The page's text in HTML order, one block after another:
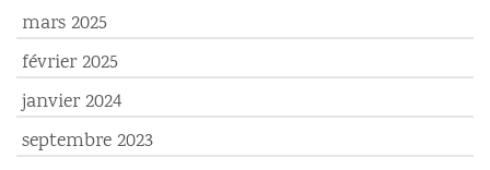
mars 2025
février 2025
janvier 2024
septembre 2023